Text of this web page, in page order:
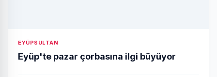
EYÜPSULTAN
Eyüp'te pazar çorbasına ilgi büyüyor